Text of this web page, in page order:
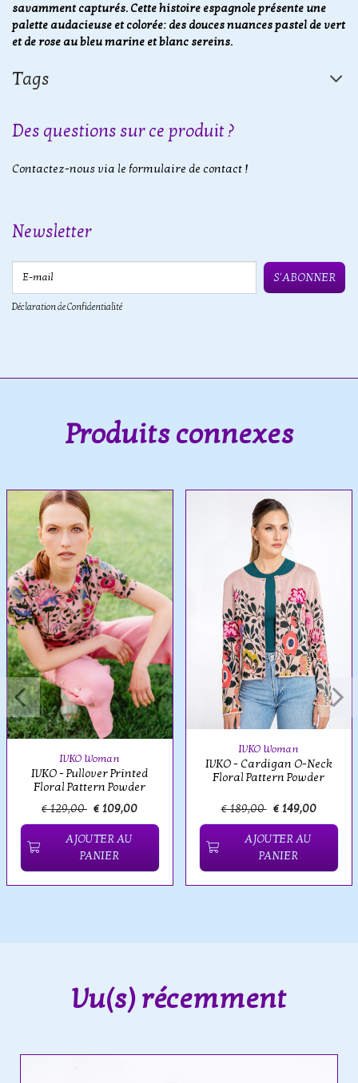
savamment capturés. Cette histoire espagnole présente une
palette audacieuse et colorée: des douces nuances pastel de vert
et de rose au bleu marine et blanc sereins.
Tags
Des questions sur ce produit ?
Contactez-nous via le formulaire de contact !
Newsletter
S'ABONNER
Déclaration de Confidentialité
Produits connexes
IVKO Woman
IVKO - Pullover Printed
Floral Pattern Powder
€ 129,00 € 109,00
AJOUTER AU
PANIER
IVKO Woman
IVKO - Cardigan O-Neck
Floral Pattern Powder
€ 189,00 € 149,00
AJOUTER AU
PANIER
Vu(s) récemment